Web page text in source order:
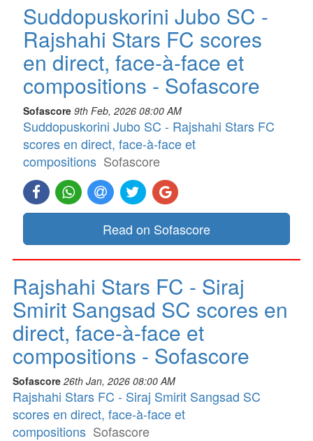
Suddopuskorini Jubo SC -
Rajshahi Stars FC scores
en direct, face-à-face et
compositions - Sofascore
Sofascore 9th Feb, 2026 08:00 AM
Suddopuskorini Jubo SC - Rajshahi Stars FC
scores en direct, face-à-face et
compositions Sofascore
Read on Sofascore
Rajshahi Stars FC - Siraj
Smirit Sangsad SC scores en
direct, face-à-face et
compositions - Sofascore
Sofascore 26th Jan, 2026 08:00 AM
Rajshahi Stars FC - Siraj Smirit Sangsad SC
scores en direct, face-à-face et
compositions Sofascore